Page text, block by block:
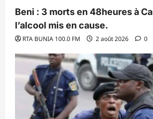
Beni : 3 morts en 48heures à
l’alcool mis en cause.
RTA BUNIA 100.0 FM 2 août 2026 0